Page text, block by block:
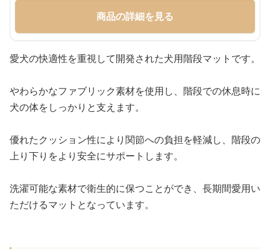
商品の詳細を見る
愛犬の快適性を重視して開発された犬用階段マットです。
やわらかなファブリック素材を使用し、階段での休息時に
犬の体をしっかりと支えます。
優れたクッション性により関節への負担を軽減し、階段の
上り下りをより安全にサポートします。
洗濯可能な素材で衛生的に保つことができ、長期間愛用い
ただけるマットとなっています。